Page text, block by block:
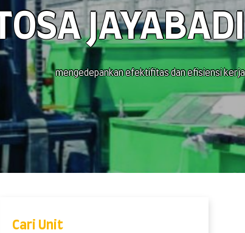
JAYABADI
mengedepankan efektifitas dan efisiensi kerja
Cari Unit